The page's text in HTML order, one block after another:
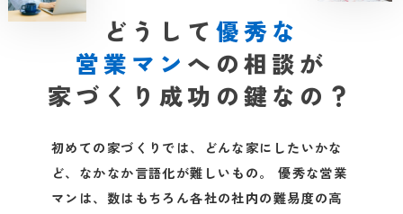
どうして 優秀な
営業マン への相談が
家づくり成功の鍵なの？
初めての家づくりでは、どんな家にしたいかな
ど、なかなか言語化が難しいもの。
優秀な営業
マンは、数はもちろん各社の社内の難易度の高